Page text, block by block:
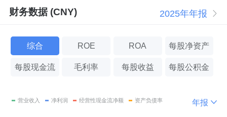
财务数据 (CNY) 2025年年报
综合 ROE ROA 每股净资产
每股现金流 毛利率 每股收益 每股公积金
年报